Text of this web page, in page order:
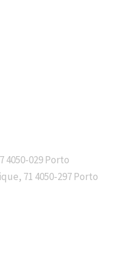
4050-029 Porto
71 4050-297 Porto